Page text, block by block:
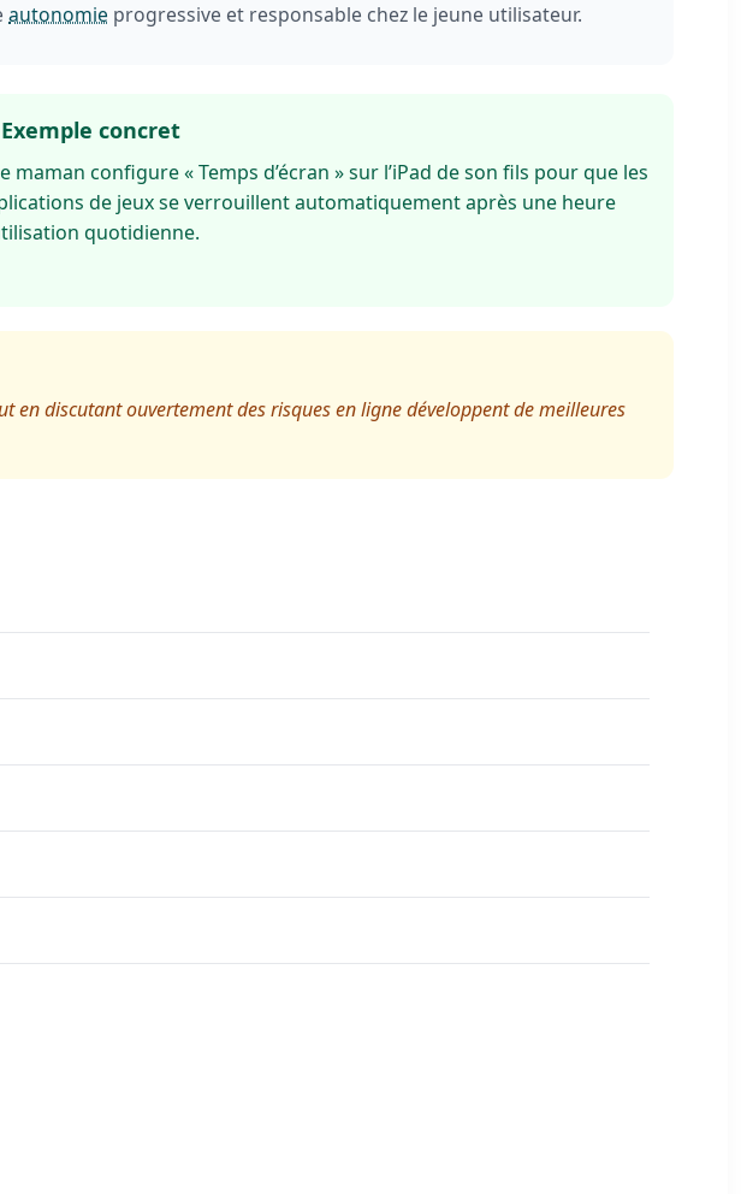
autonomie progressive et responsable chez le jeune utilisateur.
Exemple concret
maman configure « Temps d’écran » sur l’iPad de son fils pour que les
de jeux se verrouillent automatiquement après une heure
quotidienne.
discutant ouvertement des risques en ligne développent de meilleures